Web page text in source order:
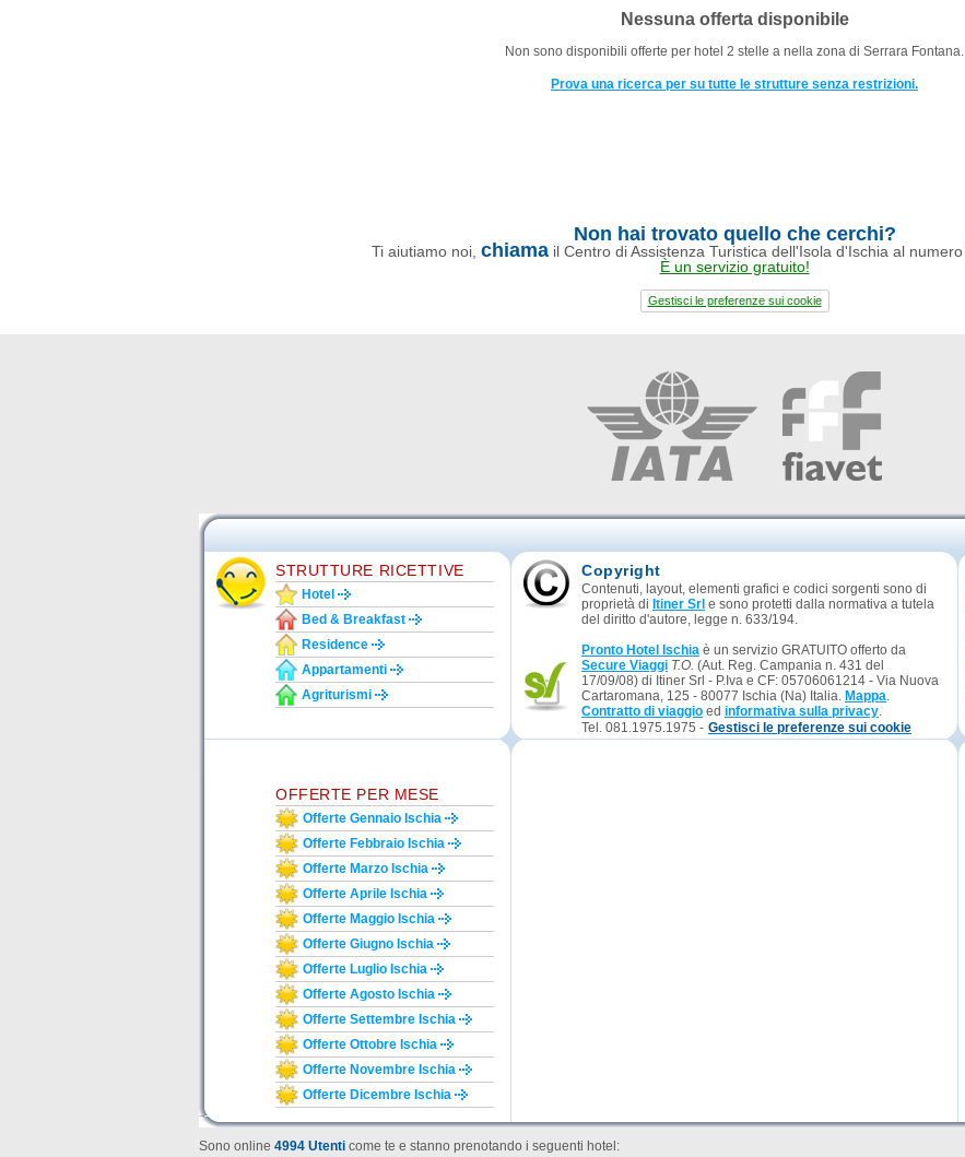
Nessuna offerta disponibile
Non sono disponibili offerte per hotel 2 stelle a nella zona di Serrara Fontana.
Prova una ricerca per su tutte le strutture senza restrizioni.
Non hai trovato quello che cerchi?
Ti aiutiamo noi, chiamail Centro di Assistenza Turistica dell'Isola d'Ischia al numero
È un servizio gratuito!
Gestisci le preferenze sui cookie
STRUTTURE RICETTIVE
Hotel
Bed & Breakfast
Residence
Appartamenti
Agriturismi
Copyright
Contenuti, layout, elementi grafici e codici sorgenti sono di
proprietà di Itiner Srl e sono protetti dalla normativa a tutela
del diritto d'autore, legge n. 633/194.
Pronto Hotel Ischia è un servizio GRATUITO offerto da
Secure Viaggi T.O. (Aut. Reg. Campania n. 431 del
17/09/08) di Itiner Srl - P.Iva e CF: 05706061214 - Via Nuova
Cartaromana, 125 - 80077 Ischia (Na) Italia. Mappa.
Contratto di viaggio ed informativa sulla privacy.
Tel. 081.1975.1975 - Gestisci le preferenze sui cookie
OFFERTE PER MESE
Offerte Gennaio Ischia
Offerte Febbraio Ischia
Offerte Marzo Ischia
Offerte Aprile Ischia
Offerte Maggio Ischia
Offerte Giugno Ischia
Offerte Luglio Ischia
Offerte Agosto Ischia
Offerte Settembre Ischia
Offerte Ottobre Ischia
Offerte Novembre Ischia
Offerte Dicembre Ischia
Sono online 4994 Utenti come te e stanno prenotando i seguenti hotel: